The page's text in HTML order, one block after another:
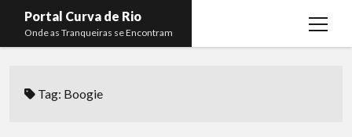
Portal Curva de Rio
Onde as Tranqueiras se Encontram
open
menu
Curva de Rio
Membros
open
Tag: Boogie